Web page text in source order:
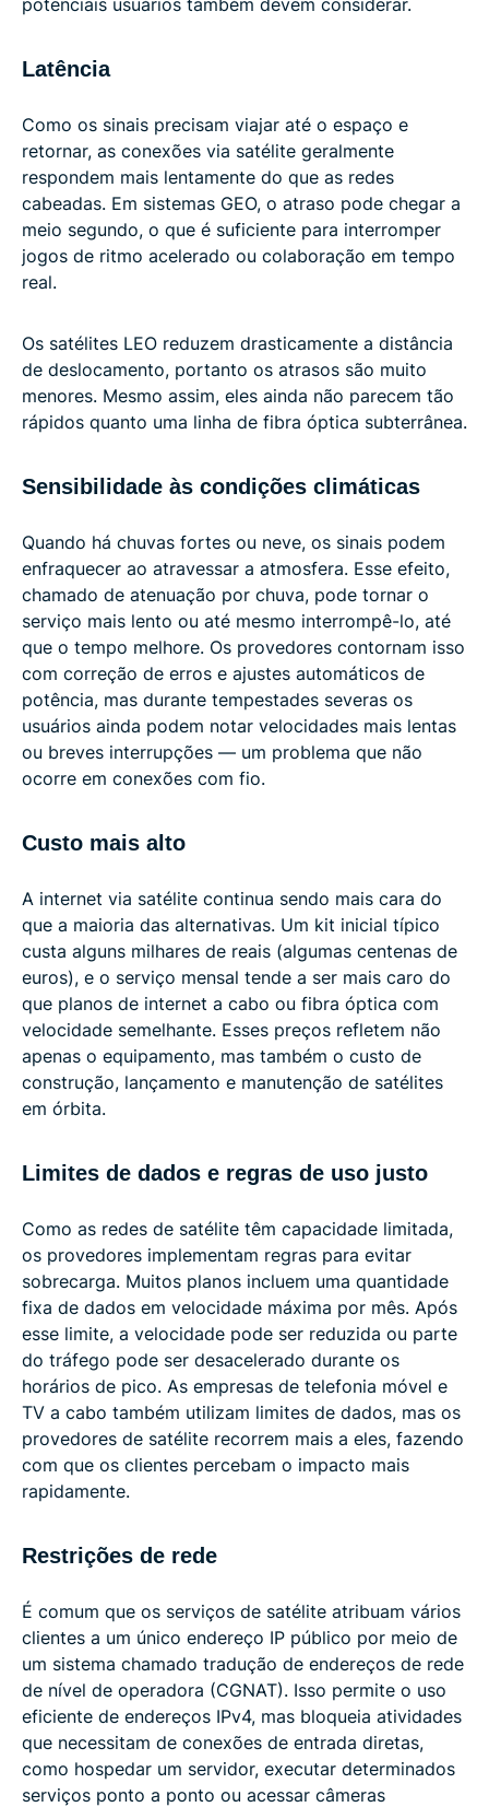
Latência
Como os sinais precisam viajar até o espaço e
retornar, as conexões via satélite geralmente
respondem mais lentamente do que as redes
cabeadas. Em sistemas GEO, o atraso pode chegar a
meio segundo, o que é suficiente para interromper
jogos de ritmo acelerado ou colaboração em tempo
real.
Os satélites LEO reduzem drasticamente a distância
de deslocamento, portanto os atrasos são muito
menores. Mesmo assim, eles ainda não parecem tão
rápidos quanto uma linha de fibra óptica subterrânea.
Sensibilidade às condições climáticas
Quando há chuvas fortes ou neve, os sinais podem
enfraquecer ao atravessar a atmosfera. Esse efeito,
chamado de atenuação por chuva, pode tornar o
serviço mais lento ou até mesmo interrompê-lo, até
que o tempo melhore. Os provedores contornam isso
com correção de erros e ajustes automáticos de
potência, mas durante tempestades severas os
usuários ainda podem notar velocidades mais lentas
ou breves interrupções — um problema que não
ocorre em conexões com fio.
Custo mais alto
A internet via satélite continua sendo mais cara do
que a maioria das alternativas. Um kit inicial típico
custa alguns milhares de reais (algumas centenas de
euros), e o serviço mensal tende a ser mais caro do
que planos de internet a cabo ou fibra óptica com
velocidade semelhante. Esses preços refletem não
apenas o equipamento, mas também o custo de
construção, lançamento e manutenção de satélites
em órbita.
Limites de dados e regras de uso justo
Como as redes de satélite têm capacidade limitada,
os provedores implementam regras para evitar
sobrecarga. Muitos planos incluem uma quantidade
fixa de dados em velocidade máxima por mês. Após
esse limite, a velocidade pode ser reduzida ou parte
do tráfego pode ser desacelerado durante os
horários de pico. As empresas de telefonia móvel e
TV a cabo também utilizam limites de dados, mas os
provedores de satélite recorrem mais a eles, fazendo
com que os clientes percebam o impacto mais
rapidamente.
Restrições de rede
É comum que os serviços de satélite atribuam vários
clientes a um único endereço IP público por meio de
um sistema chamado tradução de endereços de rede
de nível de operadora (CGNAT). Isso permite o uso
eficiente de endereços IPv4, mas bloqueia atividades
que necessitam de conexões de entrada diretas,
como hospedar um servidor, executar determinados
serviços ponto a ponto ou acessar câmeras